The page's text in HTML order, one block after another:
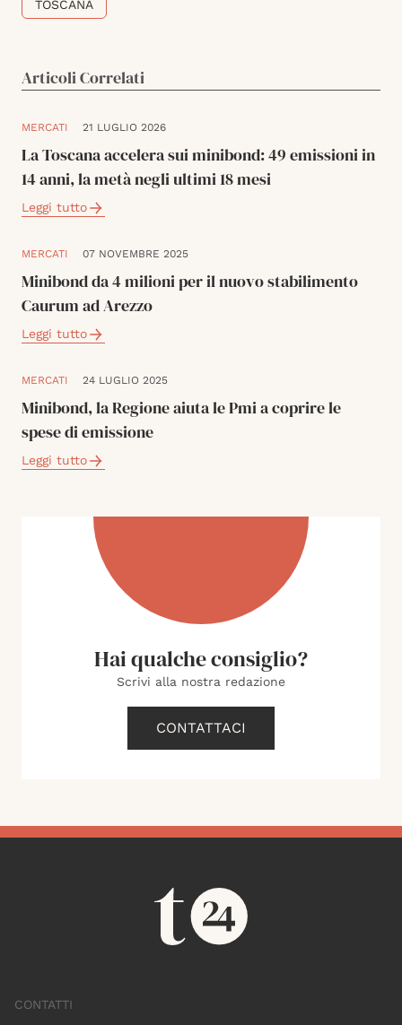
TOSCANA
Articoli Correlati
MERCATI 21 LUGLIO 2026
La Toscana accelera sui minibond: 49 emissioni in
14 anni, la metà negli ultimi 18 mesi
Leggi tutto
MERCATI 07 NOVEMBRE 2025
Minibond da 4 milioni per il nuovo stabilimento
Caurum ad Arezzo
Leggi tutto
MERCATI 24 LUGLIO 2025
Minibond, la Regione aiuta le Pmi a coprire le
spese di emissione
Leggi tutto
Hai qualche consiglio?
Scrivi alla nostra redazione
CONTATTACI
CONTATTI